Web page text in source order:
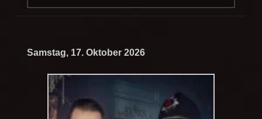
Samstag, 17. Oktober 2026